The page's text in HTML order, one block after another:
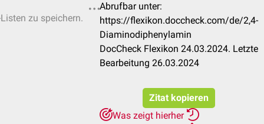
zu speichern.
Abrufbar unter:
https://flexikon.doccheck.com/de/2,4-
Diaminodiphenylamin
DocCheck Flexikon 24.03.2024. Letzte
Bearbeitung 26.03.2024
Zitat kopieren
Was zeigt hierher